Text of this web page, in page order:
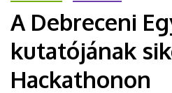
DEBRECENI
EGYETEM
A Debreceni
kutatójának
Hackathonon